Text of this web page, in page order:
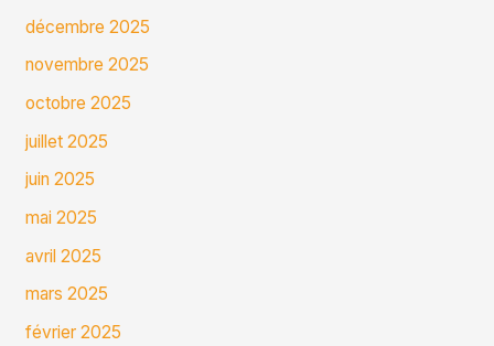
décembre 2025
novembre 2025
octobre 2025
juillet 2025
juin 2025
mai 2025
avril 2025
mars 2025
février 2025